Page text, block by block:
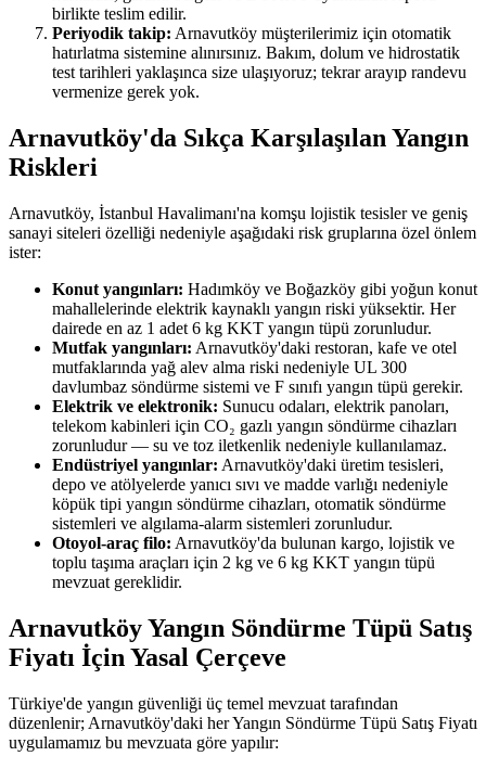
birlikte teslim edilir.
Periyodik takip: Arnavutköy müşterilerimiz için otomatik
hatırlatma sistemine alınırsınız. Bakım, dolum ve hidrostatik
test tarihleri yaklaşınca size ulaşıyoruz; tekrar arayıp randevu
vermenize gerek yok.
Arnavutköy'da Sıkça Karşılaşılan Yangın
Riskleri
Arnavutköy, İstanbul Havalimanı'na komşu lojistik tesisler ve geniş
sanayi siteleri özelliği nedeniyle aşağıdaki risk gruplarına özel önlem
ister:
Konut yangınları: Hadımköy ve Boğazköy gibi yoğun konut
mahallelerinde elektrik kaynaklı yangın riski yüksektir. Her
dairede en az 1 adet 6 kg KKT yangın tüpü zorunludur.
Mutfak yangınları: Arnavutköy'daki restoran, kafe ve otel
mutfaklarında yağ alev alma riski nedeniyle UL 300
davlumbaz söndürme sistemi ve F sınıfı yangın tüpü gerekir.
Elektrik ve elektronik: Sunucu odaları, elektrik panoları,
telekom kabinleri için CO₂ gazlı yangın söndürme cihazları
zorunludur — su ve toz iletkenlik nedeniyle kullanılamaz.
Endüstriyel yangınlar: Arnavutköy'daki üretim tesisleri,
depo ve atölyelerde yanıcı sıvı ve madde varlığı nedeniyle
köpük tipi yangın söndürme cihazları, otomatik söndürme
sistemleri ve algılama-alarm sistemleri zorunludur.
Otoyol-araç filo: Arnavutköy'da bulunan kargo, lojistik ve
toplu taşıma araçları için 2 kg ve 6 kg KKT yangın tüpü
mevzuat gereklidir.
Arnavutköy Yangın Söndürme Tüpü Satış
Fiyatı İçin Yasal Çerçeve
Türkiye'de yangın güvenliği üç temel mevzuat tarafından
düzenlenir; Arnavutköy'daki her Yangın Söndürme Tüpü Satış Fiyatı
uygulamamız bu mevzuata göre yapılır: